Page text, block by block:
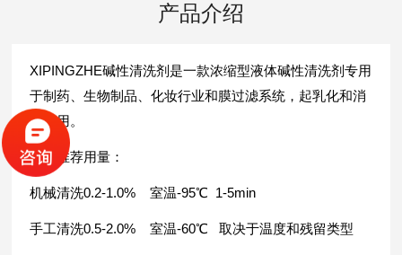
产品介绍
XIPINGZHE碱性清洗剂是一款浓缩型液体碱性清洗剂专用
于制药、生物制品、化妆行业和膜过滤系统，起乳化和消
泡作用。
清洗推荐用量：
机械清洗0.2-1.0% 室温-95℃ 1-5min
手工清洗0.5-2.0% 室温-60℃ 取决于温度和残留类型